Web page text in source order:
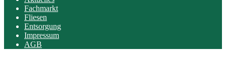
Fachmarkt
Fliesen
Entsorgung
Impressum
AGB